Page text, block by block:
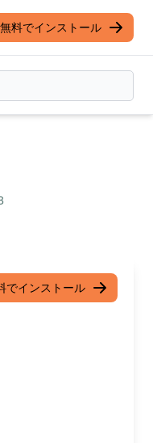
無料でインストール
でインストール